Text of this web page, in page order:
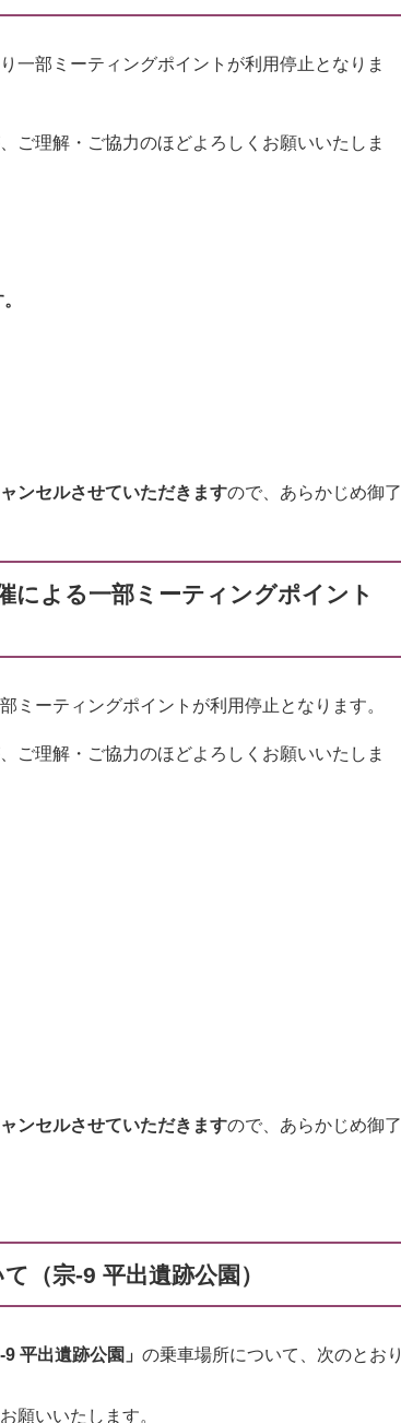
部ミーティングポイントが利用停止となりま
理解・ご協力のほどよろしくお願いいたしま
ンセルさせていただきますので、あらかじめ御了
による一部ミーティングポイント
ーティングポイントが利用停止となります。
理解・ご協力のほどよろしくお願いいたしま
ンセルさせていただきますので、あらかじめ御了
（宗‐9 平出遺跡公園）
-9 平出遺跡公園」 の乗車場所について、次のとおり
願いいたします。